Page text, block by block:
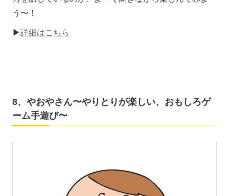
う〜！
▶詳細はこちら
8、やおやさん〜やりとりが楽しい、おもしろゲ
ーム手遊び〜